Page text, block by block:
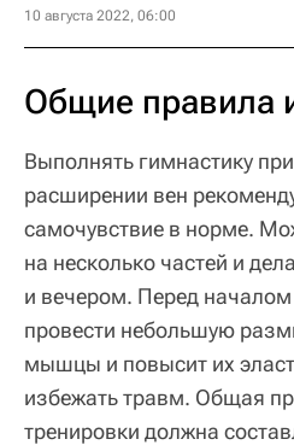
10 августа 2022, 06:00
Общие правила
Выполнять гимнастику
расширении вен
самочувствие в норме.
на несколько частей и
и вечером. Перед началом
провести небольшую
мышцы и повысит их
избежать травм. Общая
тренировки должна